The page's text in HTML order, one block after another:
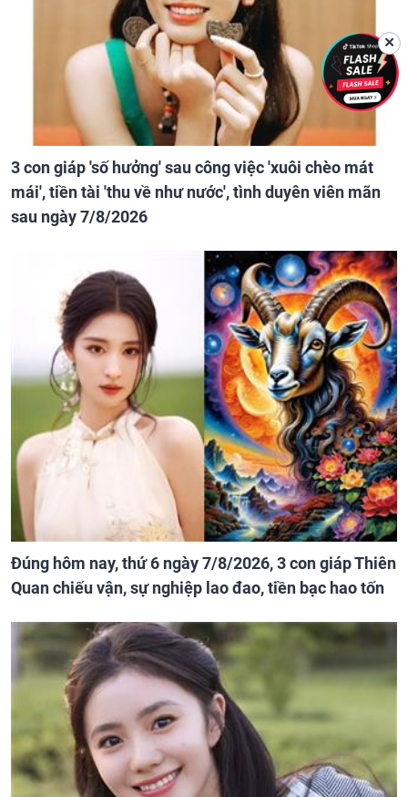
3 con giáp 'số hưởng' sau công việc 'xuôi chèo mát
mái', tiền tài 'thu về như nước', tình duyên viên mãn
sau ngày 7/8/2026
Đúng hôm nay, thứ 6 ngày 7/8/2026, 3 con giáp Thiên
Quan chiếu vận, sự nghiệp lao đao, tiền bạc hao tốn
✕